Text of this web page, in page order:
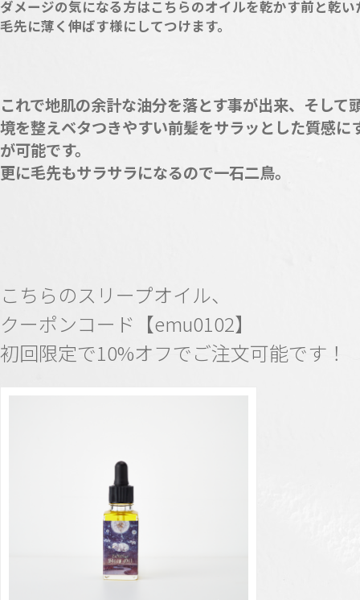
ダメージの気になる方はこちらのオイルを乾かす前と乾い
毛先に薄く伸ばす様にしてつけます。
これで地肌の余計な油分を落とす事が出来、そして
境を整えベタつきやすい前髪をサラッとした質感に
が可能です。
更に毛先もサラサラになるので一石二鳥。
こちらのスリープオイル、
クーポンコード【emu0102】
初回限定で10%オフでご注文可能です！